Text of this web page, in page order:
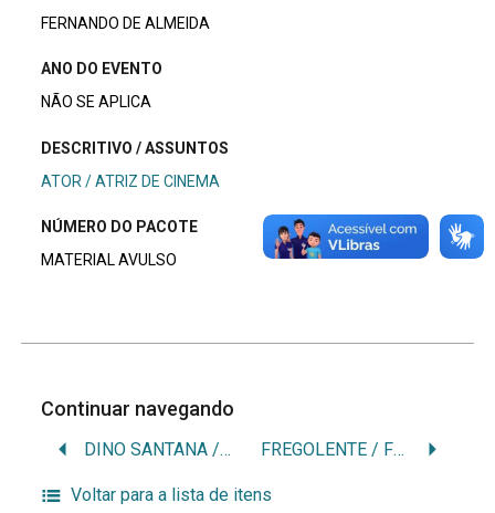
FERNANDO DE ALMEIDA
ANO DO EVENTO
NÃO SE APLICA
DESCRITIVO / ASSUNTOS
ATOR / ATRIZ DE CINEMA
NÚMERO DO PACOTE
MATERIAL AVULSO
Continuar navegando
DINO SANTANA / DINO SANTANNA / ONDINO SANT’ANNA / ONDINO OSCAR SANT’ANNA FREGOLENTE / FREGO / AMBRÓSIO FREGOLENTE
Voltar para a lista de itens